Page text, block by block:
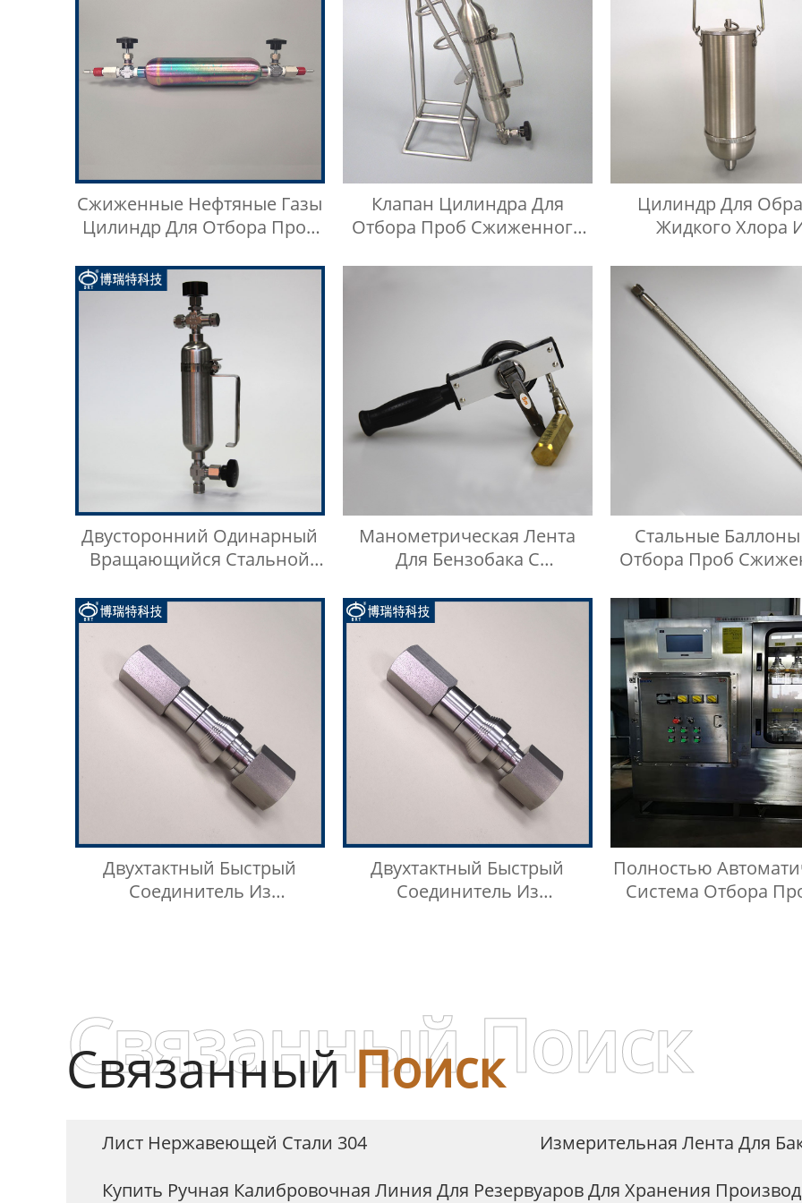
Сжиженные Нефтяные Газы
Цилиндр Для Отбора Проб
Клапан Цилиндра Для
Отбора Проб Сжиженного
Нержавеющей Стали
Цилиндр Для
Жидкого Хлора
Двусторонний Одинарный
Вращающийся Стальной
Манометрическая Лента
Для Бензобака С
Стальные
Отбора Проб
Высокого Давления
1 Метр
Двухтактный Быстрый
Соединитель Из
Двухтактный Быстрый
Соединитель Из
Полностью
Система Отбора
СвязанныйПоиск
Связанный Поиск
Лист Нержавеющей Стали 304
Измерительная Лента Для
Купить Ручная Калибровочная Линия Для Резервуаров Для Хранения